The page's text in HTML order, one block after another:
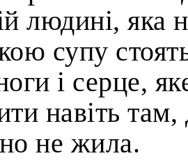
людині, яка
супу
і серце,
навіть
не жила.